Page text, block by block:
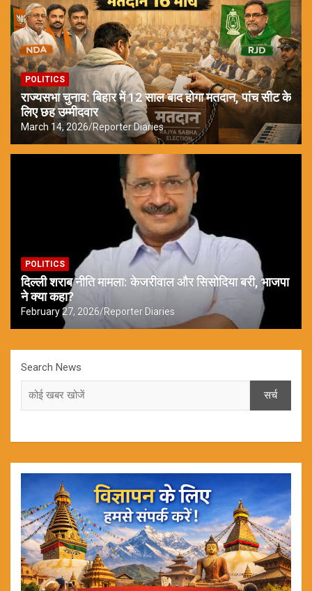
POLITICS
राज्यसभा चुनाव: बिहार में 12 साल बाद होगा मतदान, पांच सीट के
लिए छह उम्मीदवार
March 14, 2026 Reporter Diaries
POLITICS
दिल्ली शराब नीति मामला: केजरीवाल और सिसोदिया बरी, भाजपा
ने क्या कहा?
February 27, 2026 Reporter Diaries
Search News
सर्च